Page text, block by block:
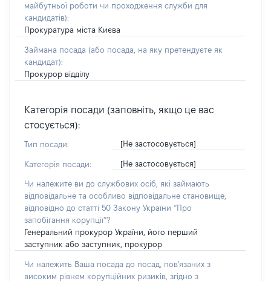
майбутньої роботи чи проходження служби для
кандидатів):
Прокуратура міста Києва
Займана посада (або посада, на яку претендуєте як
кандидат):
Прокурор відділу
Категорія посади (заповніть, якщо це вас
стосується):
Тип посади: [Не застосовується]
Категорія посади: [Не застосовується]
Чи належите ви до службових осіб, які займають
відповідальне та особливо відповідальне становище,
відповідно до статті 50 Закону України “Про
запобігання корупції”?
Генеральний прокурор України, його перший
заступник або заступник, прокурор
Чи належить Ваша посада до посад, пов'язаних з
високим рівнем корупційних ризиків, згідно з